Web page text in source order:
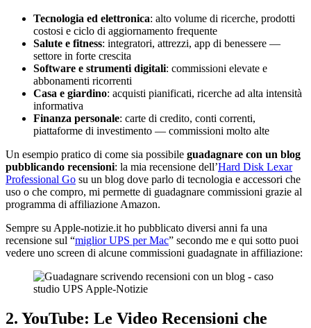
Tecnologia ed elettronica: alto volume di ricerche, prodotti
costosi e ciclo di aggiornamento frequente
Salute e fitness: integratori, attrezzi, app di benessere —
settore in forte crescita
Software e strumenti digitali: commissioni elevate e
abbonamenti ricorrenti
Casa e giardino: acquisti pianificati, ricerche ad alta intensità
informativa
Finanza personale: carte di credito, conti correnti,
piattaforme di investimento — commissioni molto alte
Un esempio pratico di come sia possibile guadagnare con un blog
pubblicando recensioni: la mia recensione dell’Hard Disk Lexar
Professional Go su un blog dove parlo di tecnologia e accessori che
uso o che compro, mi permette di guadagnare commissioni grazie al
programma di affiliazione Amazon.
Sempre su Apple-notizie.it ho pubblicato diversi anni fa una
recensione sul “miglior UPS per Mac” secondo me e qui sotto puoi
vedere uno screen di alcune commissioni guadagnate in affiliazione:
2. YouTube: Le Video Recensioni che